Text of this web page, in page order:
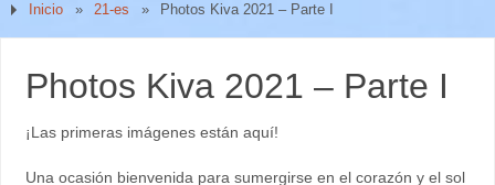
Inicio » 21-es » Photos Kiva 2021 – Parte I
Photos Kiva 2021 – Parte I
¡Las primeras imágenes están aquí!
Una ocasión bienvenida para sumergirse en el corazón y el sol